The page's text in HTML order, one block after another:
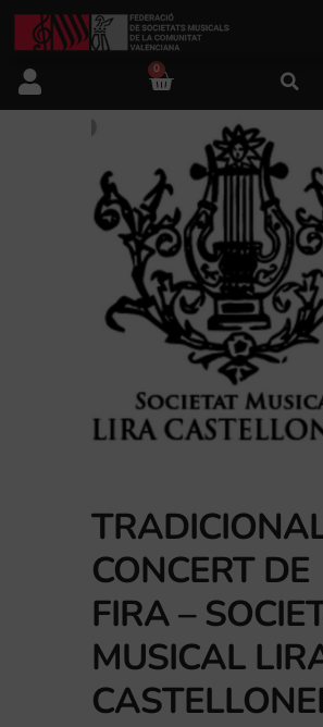
FSMCV
Àrea educativa
Àrea Artística
0
CONCERT DE
FIRA –
MUSICAL